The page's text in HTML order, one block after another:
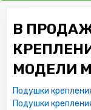
В
МОДЕЛИ
Подушки
Подушки